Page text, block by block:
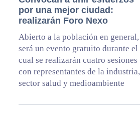
por una mejor ciudad:
realizarán Foro Nexo
Abierto a la población en general,
será un evento gratuito durante el
cual se realizarán cuatro sesiones
con representantes de la industria,
sector salud y medioambiente